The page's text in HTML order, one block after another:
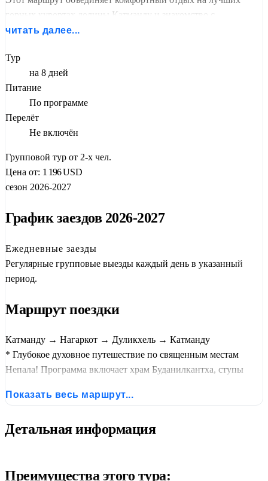
горных курортах долины Катманду и знакомство с
многовековой культурой, буддийскими святынями и
Отправьтесь в настоящее духовное паломничество по
священным местам долины Катманду
видом на Эверест. Этот тур сочетает глубокое погружение в
буддийскую и индуистскую традиции с живописными
панорамами Гималаев.
Вы посетите редкие локации: храм
спящим Вишну, монастырь
пещеруПадмасамбхавы
Нагаркоте
подарят вам незабываемый рассвет над
Эверестом.
читать далее...
Тур
на 8 дней
Питание
По программе
Перелёт
Не включён
Групповой тур от 2-х чел.
Цена от: 1 196USD
сезон 2026-2027
График заездов 2026-2027
Ежедневные заезды
Регулярные групповые выезды каждый день в указанный
период.
Маршрут поездки
Катманду → Нагаркот → Дуликхель → Катманду
* Глубокое духовное путешествие по священным местам
Непала! Программа включает храм Буданилкантха, ступы
Пуллахари, пещеру Падмасамбхавы, древние города
Нагаркоте. Включены все экскурсии с русскоговорящим
Показать весь маршрут...
Детальная информация
Преимущества этого тура: